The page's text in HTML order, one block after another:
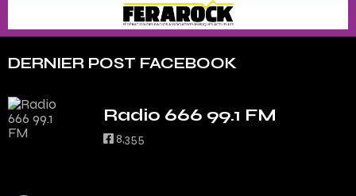
DERNIER POST FACEBOOK
Radio 666 99.1 FM
8,355